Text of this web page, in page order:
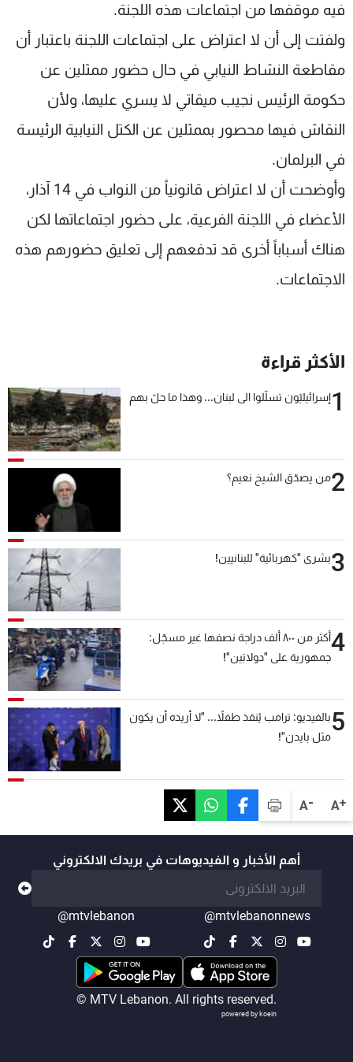
A+
A-
فيه موقفها من اجتماعات هذه اللجنة.
ولفتت إلى أن لا اعتراض على اجتماعات اللجنة باعتبار أن
مقاطعة النشاط النيابي في حال حضور ممثلين عن
حكومة الرئيس نجيب ميقاتي لا يسري عليها، ولأن
النقاش فيها محصور بممثلين عن الكتل النيابية الرئيسة
في البرلمان.
وأوضحت أن لا اعتراض قانونياً من النواب في 14 آذار،
الأعضاء في اللجنة الفرعية، على حضور اجتماعاتها لكن
هناك أسباباً أخرى قد تدفعهم إلى تعليق حضورهم هذه
الاجتماعات.
الأكثر قراءة
1إسرائيليّون تسلّلوا الى لبنان... وهذا ما حلّ بهم
2من يصدّق الشيخ نعيم؟
3بشرى "كهربائية" للبنانيين!
4
أكثر من ٨٠٠ ألف دراجة نصفها غير مسجّل:
جمهورية على "دولابَين"!
5بالفيديو: ترامب يُنقذ طفلاً... "لا أريده أن يكون
مثل بايدن"!
أهم الأخبار و الفيديوهات في بريدك الالكتروني
@mtvlebanonnews
@mtvlebanon
© MTV Lebanon. All rights reserved.
powered by koein